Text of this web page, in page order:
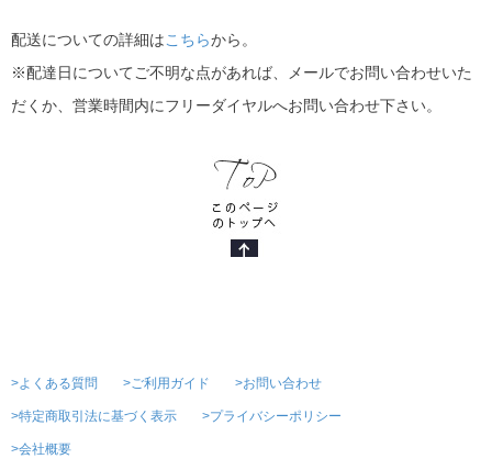
配送についての詳細はこちらから。
※配達日についてご不明な点があれば、メールでお問い合わせいた
だくか、営業時間内にフリーダイヤルへお問い合わせ下さい。
>よくある質問 >ご利用ガイド >お問い合わせ
>特定商取引法に基づく表示 >プライバシーポリシー
>会社概要